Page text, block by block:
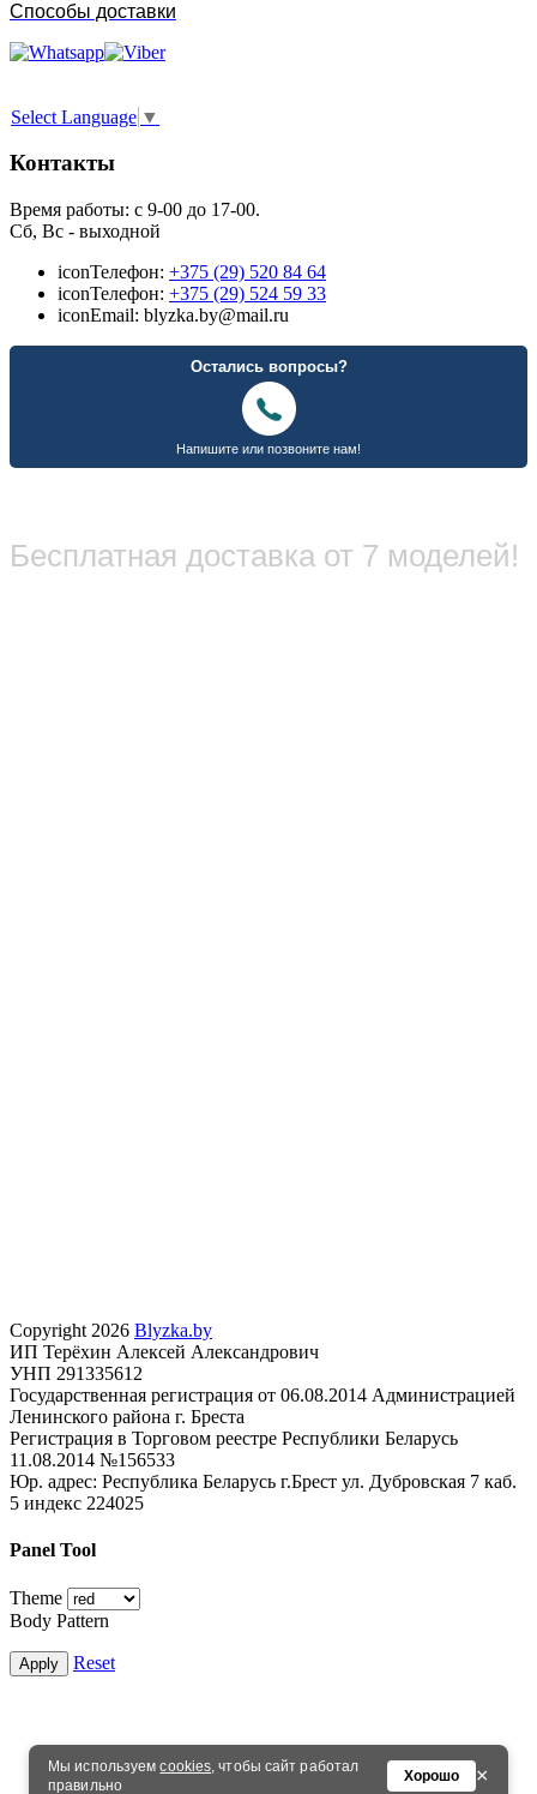
Способы доставки
Select Language ▼
Контакты
Время работы: с 9-00 до 17-00.
Сб, Вс - выходной
iconТелефон: +375 (29) 520 84 64
iconТелефон: +375 (29) 524 59 33
iconEmail: blyzka.by@mail.ru
Бесплатная доставка от 7 моделей!
Мы используемcookies, чтобы сайт работал
правильно
Хорошо ×
Copyright 2026 Blyzka.by
ИП Терёхин Алексей Александрович
УНП 291335612
Государственная регистрация от 06.08.2014 Администрацией
Ленинского района г. Бреста
Регистрация в Торговом реестре Республики Беларусь
11.08.2014 №156533
Юр. адрес: Республика Беларусь г.Брест ул. Дубровская 7 каб.
5 индекс 224025
Panel Tool
Theme
Body Pattern
Apply Reset